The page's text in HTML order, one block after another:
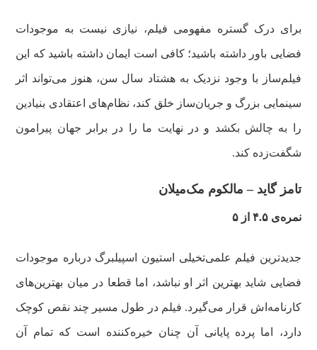
برای درک گستره مفهومی فیلم، نیازی نیست به موجودات
فضایی باور داشته باشید؛ کافی است ایمان داشته باشید که این
فیلم‌ساز با وجود نزدیک به هشتاد سال سن، هنوز می‌تواند اثر
سینمایی بزرگ و جریان‌ساز خلق کند، نظام‌های اعتقادی بنیادین
را به چالش بکشد و در نهایت ما را در برابر جهان پیرامون
شگفت‌زده کند.
تامز گاید – مالکوم مک‌میلان
نمره‌ی ۴.۵ از ۵
جدیدترین فیلم علمی‌تخیلی استیون اسپیلبرگ درباره موجودات
فضایی شاید بهترین اثر او نباشد، اما قطعا در میان بهترین‌های
کارنامه‌اش قرار می‌گیرد. فیلم در طول مسیر چند نقص کوچک
دارد، اما پرده پایانی آن چنان خیره‌کننده است که تمام آن